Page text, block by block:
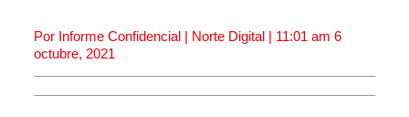
Por Informe Confidencial | Norte Digital | 11:01 am 6
octubre, 2021